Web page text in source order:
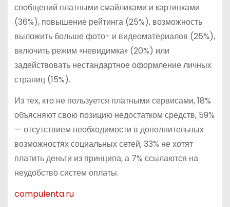
сообщений платными смайликами и картинками
(36%), повышение рейтинга (25%), возможность
выложить больше фото- и видеоматериалов (25%),
включить режим «невидимка» (20%) или
задействовать нестандартное оформление личных
страниц (15%).
Из тех, кто не пользуется платными сервисами, 18%
объясняют свою позицию недостатком средств, 59%
— отсутствием необходимости в дополнительных
возможностях социальных сетей, 33% не хотят
платить деньги из принципа, а 7% ссылаются на
неудобство систем оплаты.
compulenta.ru